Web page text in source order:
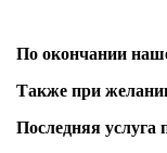
По окончании
Также при
Последняя услуга